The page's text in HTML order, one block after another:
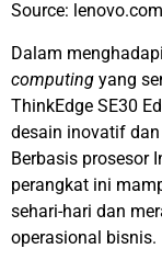
Source: lenovo.com
Dalam
computing yang
ThinkEdge SE30
desain inovatif
Berbasis prosesor
perangkat ini
sehari-hari dan
operasional bisnis.